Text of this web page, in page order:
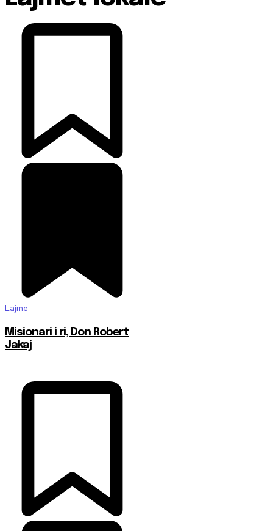
Lajme
Misionari i ri, Don Robert
Jakaj